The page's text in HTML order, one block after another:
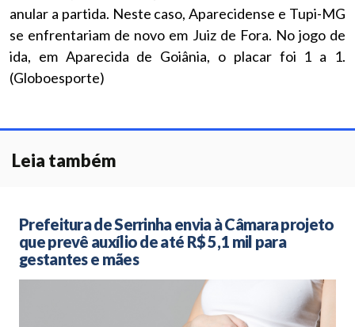
anular a partida. Neste caso, Aparecidense e Tupi-MG
se enfrentariam de novo em Juiz de Fora. No jogo de
ida, em Aparecida de Goiânia, o placar foi 1 a 1.
(Globoesporte)
Leia também
Prefeitura de Serrinha envia à Câmara projeto
que prevê auxílio de até R$ 5,1 mil para
gestantes e mães